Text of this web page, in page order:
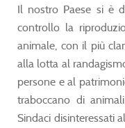
Il nostro Paese si è
controllo la
animale, con il più
alla lotta al
persone e al
traboccano di
Sindaci disinteressati